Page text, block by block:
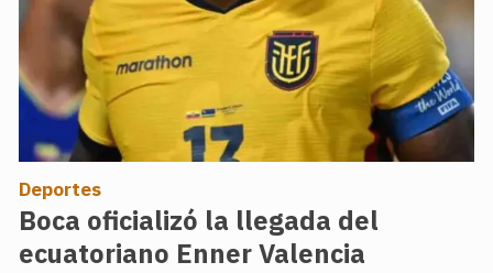
Boca oficializó la llegada del
ecuatoriano Enner Valencia
Deportes